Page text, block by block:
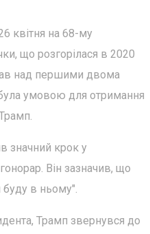
квітня на 68-му
що розгорілася в 2020
над першими двома
умовою для отримання
значний крок у
Він зазначив, що
в ньому".
Трамп звернувся до